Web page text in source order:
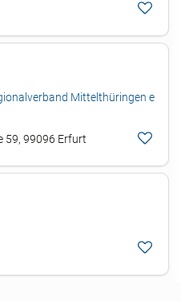
Mittelthüringen e
59, 99096 Erfurt